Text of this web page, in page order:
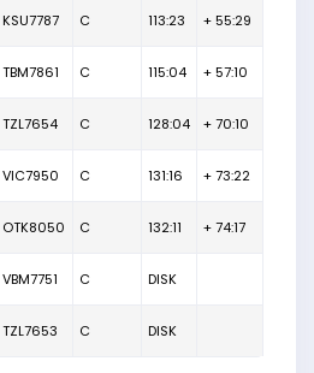
KSU7787 C 113:23 + 55:29
TBM7861 C 115:04 + 57:10
TZL7654 C 128:04 + 70:10
VIC7950 C 131:16 + 73:22
OTK8050 C 132:11 + 74:17
VBM7751 C DISK
TZL7653 C DISK